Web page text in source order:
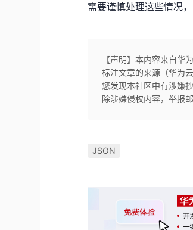
需要谨慎处理这些情况
【声明】本内容来自华
标注文章的来源（华为
您发现本社区中有涉嫌
除涉嫌侵权内容，举报
JSON